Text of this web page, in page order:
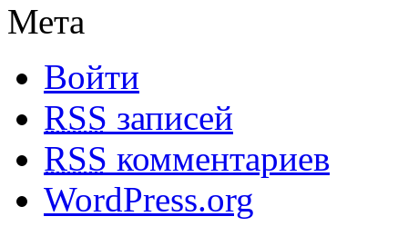
Мета
Войти
RSS записей
RSS комментариев
WordPress.org